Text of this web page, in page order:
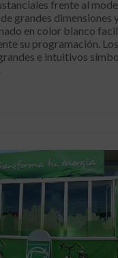
frente al
grandes dimensiones
en color blanco
su programación.
e intuitivos